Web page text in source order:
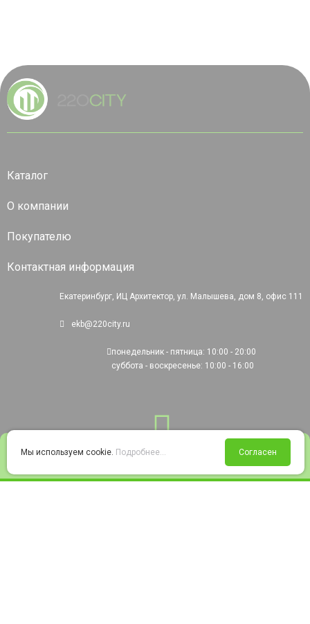
Войти Избранное Корзина
Каталог
О компании
Покупателю
Контактная информация
Екатеринбург, ИЦ Архитектор, ул. Малышева, дом 8, офис 111
ekb@220city.ru
понедельник - пятница: 10:00 - 20:00
суббота - воскресенье: 10:00 - 16:00
Мы используем cookie. Подробнее... Согласен